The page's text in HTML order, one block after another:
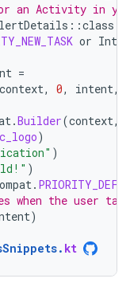
an Activity in
::class
or
=
context, 0, intent,
.Builder(context,
)
)
)
.
the user
)
. kt